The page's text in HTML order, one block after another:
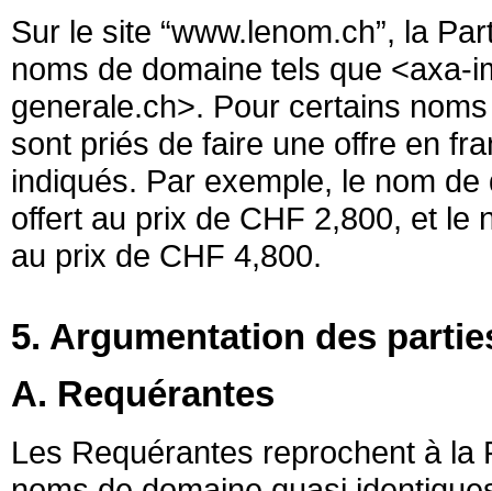
Sur le site “www.lenom.ch”, la
noms de domaine tels que <axa-
generale.ch>. Pour certains
sont priés de faire une offre en
indiqués. Par exemple, le nom
offert au prix de CHF 2,800, et le
au prix de CHF 4,800.
5. Argumentation des
A. Requérantes
Les Requérantes reprochent à la